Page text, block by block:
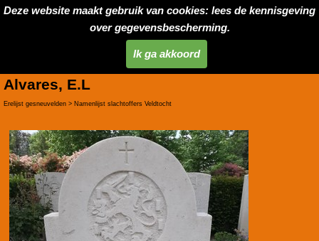
Deze website maakt gebruik van cookies: lees de kennisgeving
over gegevensbescherming.
Ik ga akkoord
Alvares, E.L
Erelijst gesneuvelden > Namenlijst slachtoffers Veldtocht